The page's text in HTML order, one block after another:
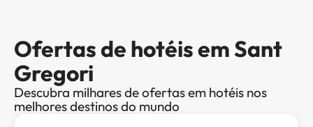
Ofertas de hotéis em Sant
Gregori
Descubra milhares de ofertas em hotéis nos
melhores destinos do mundo